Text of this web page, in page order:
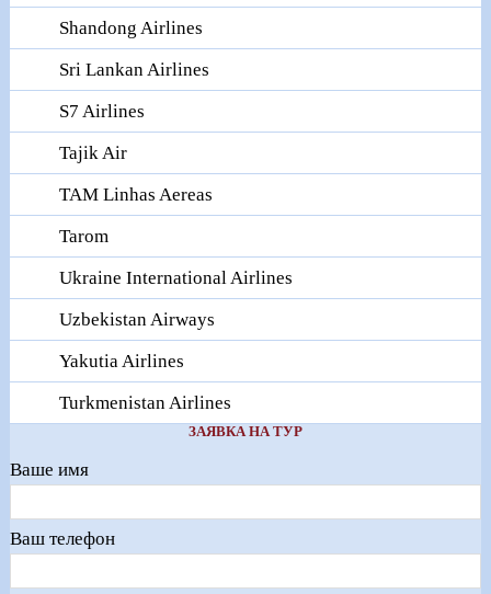
Shandong Airlines
Sri Lankan Airlines
S7 Airlines
Tajik Air
TAM Linhas Aereas
Tarom
Ukraine International Airlines
Uzbekistan Airways
Yakutia Airlines
Turkmenistan Airlines
ЗАЯВКА НА ТУР
Ваше имя
Ваш телефон